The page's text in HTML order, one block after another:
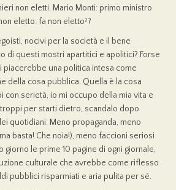
non eletti. Mario Monti: primo ministro
eletto: fa non eletto²?
nocivi per la società e il bene
di questi mostri apartitici e apolitici? Forse
piacerebbe una politica intesa come
della cosa pubblica. Quella è la cosa
con serietà, io mi occupo della mia vita e
per starti dietro, scandalo dopo
quotidiani. Meno propaganda, meno
basta! Che noia!), meno faccioni seriosi
giorno le prime 10 pagine di ogni giornale,
culturale che avrebbe come riflesso
pubblici risparmiati e aria pulita per sé.